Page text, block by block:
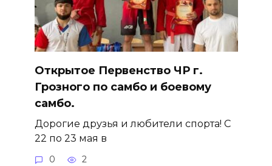
Открытое Первенство ЧР г.
Грозного по самбо и боевому
самбо.
Дорогие друзья и любители спорта! С
22 по 23 мая в
0 2